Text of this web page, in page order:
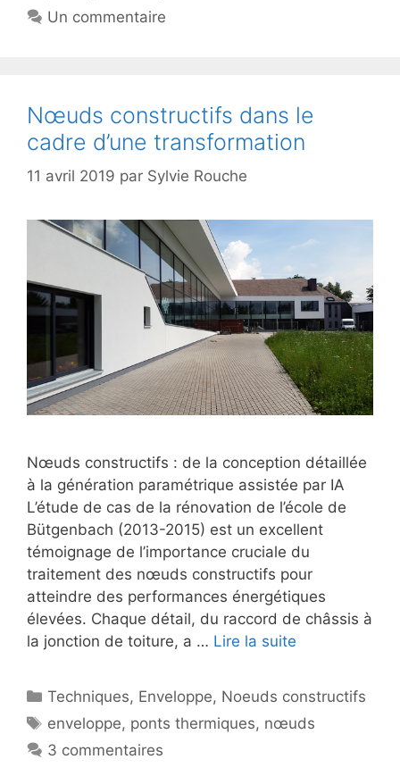
Un commentaire
Nœuds constructifs dans le
cadre d’une transformation
11 avril 2019 par Sylvie Rouche
Nœuds constructifs : de la conception détaillée
à la génération paramétrique assistée par IA
L’étude de cas de la rénovation de l’école de
Bütgenbach (2013-2015) est un excellent
témoignage de l’importance cruciale du
traitement des nœuds constructifs pour
atteindre des performances énergétiques
élevées. Chaque détail, du raccord de châssis à
la jonction de toiture, a … Lire la suite
Catégories
Techniques, Enveloppe, Noeuds constructifs
Étiquettes
enveloppe, ponts thermiques, nœuds
3 commentaires